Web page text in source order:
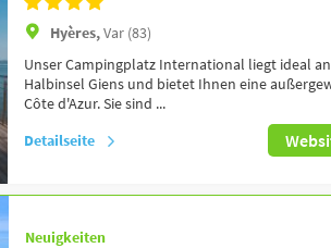
Hyères,Var (83)
Unser Campingplatz International liegt ideal
Halbinsel Giens und bietet Ihnen eine
Côte d'Azur. Sie sind ...
Detailseite
Neuigkeiten